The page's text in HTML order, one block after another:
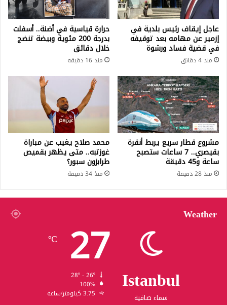
عاجل إيقاف رئيس بلدية في
إزمير عن مهامه بعد توقيفه
في قضية فساد ورشوة
منذ 4 دقائق
حرارة قياسية في أضنة.. أسفلت
بدرجة 200 مئوية وبيضة تنضج
خلال دقائق
منذ 16 دقيقة
مشروع قطار سريع يربط أنقرة
بقيصري.. 7 ساعات ستصبح
ساعة و45 دقيقة
منذ 28 دقيقة
محمد صلاح يغيب عن مباراة
غوزتبه.. متى يظهر بقميص
طرابزون سبور؟
منذ 34 دقيقة
Weather
Istanbul
سماء صافية
27
℃
100%
3.75 كيلومتر/ساعة